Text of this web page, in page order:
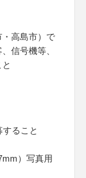
高島市）で
信号機等、
ること
）写真用